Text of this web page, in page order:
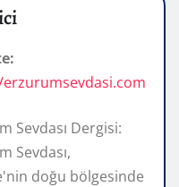
Sevdası Dergisi:
Sevdası,
doğu bölgesinde